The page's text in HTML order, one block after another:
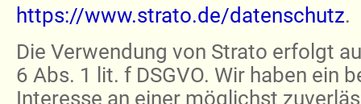
https://www.strato.de/datenschutz.
Die Verwendung von Strato erfolgt
6 Abs. 1 lit. f DSGVO. Wir haben ein
Interesse an einer möglichst